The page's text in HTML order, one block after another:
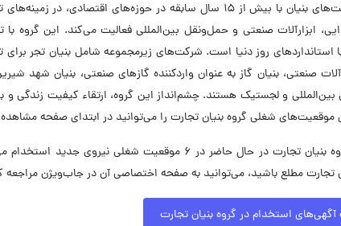
گروه شرکت‌های بنیان با بیش از ۱۵ سال سابقه در حوزه‌های
ابزارآلات صنعتی و حمل‌ونقل بین‌المللی فعالیت می‌کند. این گروه با
استانداردهای روز دنیا است. شرکت‌های زیرمجموعه شامل بنیان تجر برای
صنعتی، بنیان گاز به عنوان واردکننده گازهای صنعتی، بنیان شهد
و لجستیک هستند. چشم‌انداز این گروه، ارتقاء کیفیت
موقعیت‌های شغلی گروه بنیان تجارت را می‌توانید در ابتدای صفحه
گروه بنیان تجارت در حال حاضر در ۶ موقعیت شغلی
تجارت مطلع باشید، می‌توانید به صفحه اختصاصی آن در جاب‌ویژن مراجعه
استخدام در گروه بنیان تجارت